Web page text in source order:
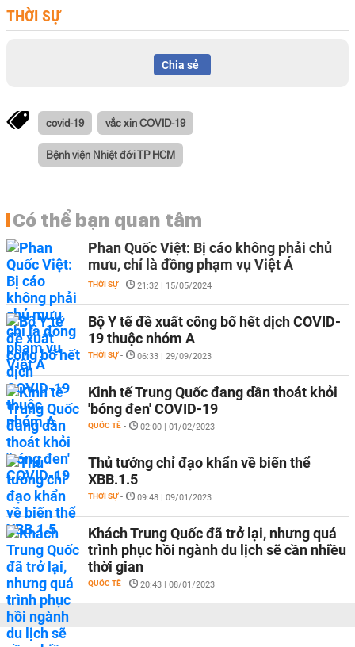
THỜI SỰ
Chia sẻ
covid-19 vắc xin COVID-19
Bệnh viện Nhiệt đới TP HCM
Có thể bạn quan tâm
Phan Quốc Việt: Bị cáo không phải chủ
mưu, chỉ là đồng phạm vụ Việt Á
THỜI SỰ - 21:32 | 15/05/2024
Bộ Y tế đề xuất công bố hết dịch COVID-
19 thuộc nhóm A
THỜI SỰ - 06:33 | 29/09/2023
Kinh tế Trung Quốc đang dần thoát khỏi
'bóng đen' COVID-19
QUỐC TẾ - 02:00 | 01/02/2023
Thủ tướng chỉ đạo khẩn về biến thể
XBB.1.5
THỜI SỰ - 09:48 | 09/01/2023
Khách Trung Quốc đã trở lại, nhưng quá
trình phục hồi ngành du lịch sẽ cần nhiều
thời gian
QUỐC TẾ - 20:43 | 08/01/2023